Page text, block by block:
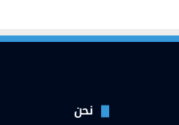
نحن